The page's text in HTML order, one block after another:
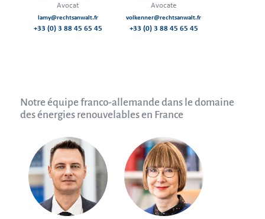
Avocat
lamy@rechtsanwalt.fr
+33 (0) 3 88 45 65 45
Avocate
volkenner@rechtsanwalt.fr
+33 (0) 3 88 45 65 45
Notre équipe franco-allemande dans le domaine
des énergies renouvelables en France